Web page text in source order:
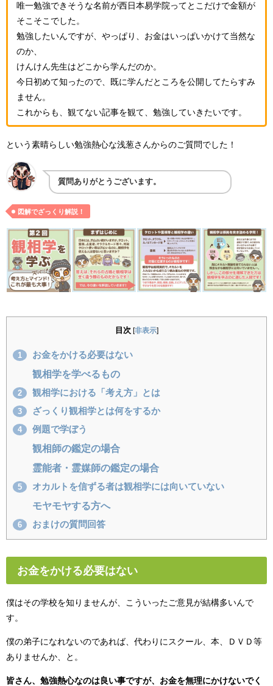
唯一勉強できそうな名前が西日本易学院ってとこだけで金額が
そこそこでした。
勉強したいんですが、やっぱり、お金はいっぱいかけて当然な
のか、
けんけん先生はどこから学んだのか。
今日初めて知ったので、既に学んだところを公開してたらすみ
ません。
これからも、観てない記事を観て、勉強していきたいです。
という素晴らしい勉強熱心な浅葱さんからのご質問でした！
質問ありがとうございます。
図解でざっくり解説！
目次 非表示]
1 お金をかける必要はない
観相学を学べるもの
2 観相学における「考え方」とは
3 ざっくり観相学とは何をするか
4 例題で学ぼう
観相師の鑑定の場合
霊能者・霊媒師の鑑定の場合
5 オカルトを信ずる者は観相学には向いていない
モヤモヤする方へ
6 おまけの質問回答
お金をかける必要はない
僕はその学校を知りませんが、こういったご意見が結構多いんで
す。
僕の弟子になれないのであれば、代わりにスクール、本、ＤＶＤ等
ありませんか、と。
皆さん、勉強熱心なのは良い事ですが、お金を無理にかけないでく